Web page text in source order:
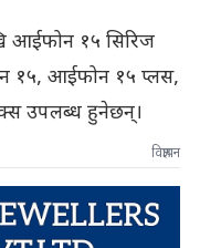
आईफोन १५ सिरिज
१५, आईफोन १५ प्लस,
उपलब्ध हुनेछन्।
विज्ञापन